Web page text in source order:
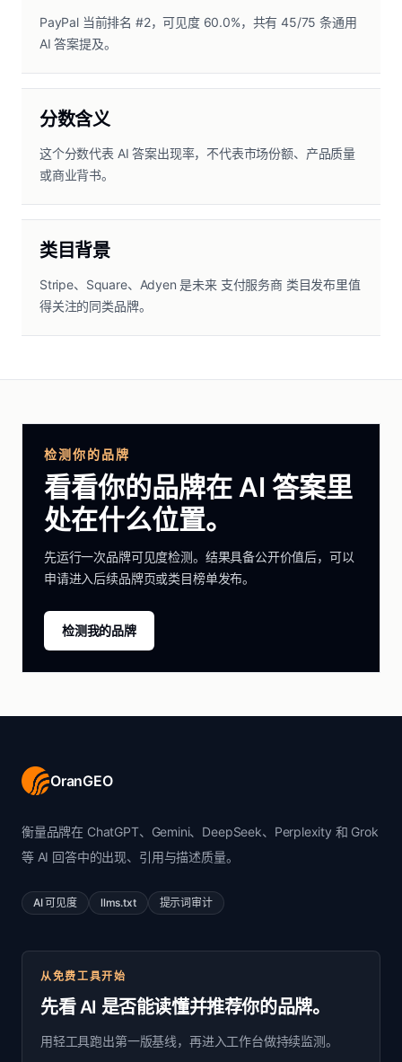
PayPal 当前排名 #2，可见度 60.0%，共有 45/75 条通用
AI 答案提及。
分数含义
这个分数代表 AI 答案出现率，不代表市场份额、产品质量
或商业背书。
类目背景
Stripe、Square、Adyen 是未来 支付服务商 类目发布里值
得关注的同类品牌。
检测你的品牌
看看你的品牌在 AI 答案里
处在什么位置。
先运行一次品牌可见度检测。结果具备公开价值后，可以
申请进入后续品牌页或类目榜单发布。
检测我的品牌
OranGEO
衡量品牌在 ChatGPT、Gemini、DeepSeek、Perplexity 和 Grok
等 AI 回答中的出现、引用与描述质量。
AI 可见度 llms.txt 提示词审计
从免费工具开始
先看 AI 是否能读懂并推荐你的品牌。
用轻工具跑出第一版基线，再进入工作台做持续监测。